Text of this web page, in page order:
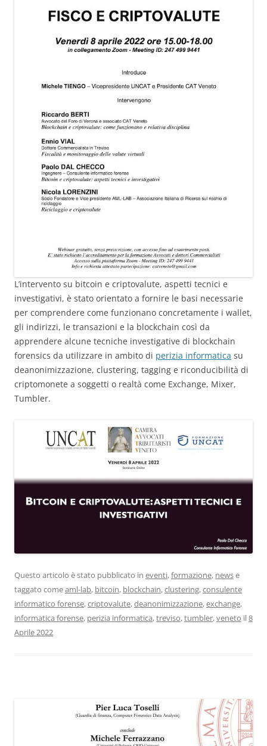
L’intervento su bitcoin e criptovalute, aspetti tecnici e
investigativi, è stato orientato a fornire le basi necessarie
per comprendere come funzionano concretamente i wallet,
gli indirizzi, le transazioni e la blockchain così da
apprendere alcune tecniche investigative di blockchain
forensics da utilizzare in ambito di perizia informatica su
deanonimizzazione, clustering, tagging e riconducibilità di
criptomonete a soggetti o realtà come Exchange, Mixer,
Tumbler.
Questo articolo è stato pubblicato in eventi,formazione, newse
taggato comeaml-lab, bitcoin, blockchain,clustering,consulente
informatico forense,criptovalute,deanonimizzazione,exchange,
informatica forense, perizia informatica,treviso,tumbler,veneto il8
Aprile 2022